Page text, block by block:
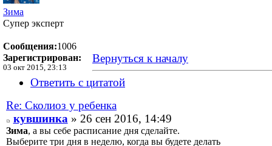
Зима
Супер эксперт
Сообщения:1006
Зарегистрирован:
03 окт 2015, 23:13
Вернуться к началу
Ответить с цитатой
Re: Сколиоз у ребенка
кувшинка» 26 сен 2016, 14:49
Зима, а вы себе расписание дня сделайте.
Выберите три дня в неделю, когда вы будете делать